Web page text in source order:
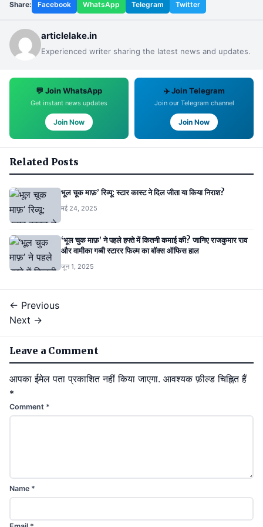
Share: Facebook WhatsApp Telegram Twitter
articlelake.in
Experienced writer sharing the latest news and updates.
💬 Join WhatsApp
Get instant news updates
Join Now
✈️ Join Telegram
Join our Telegram channel
Join Now
Related Posts
भूल चूक माफ़’ रिव्यू: स्टार कास्ट ने दिल जीता या किया निराश?
मई 24, 2025
‘भूल चुक माफ़’ ने पहले हफ्ते में कितनी कमाई की? जानिए राजकुमार राव
और वामीका गब्बी स्टारर फिल्म का बॉक्स ऑफिस हाल
जून 1, 2025
← Previous
Next →
Leave a Comment
आपका ईमेल पता प्रकाशित नहीं किया जाएगा. आवश्यक फ़ील्ड चिह्नित हैं
*
Comment *
Name *